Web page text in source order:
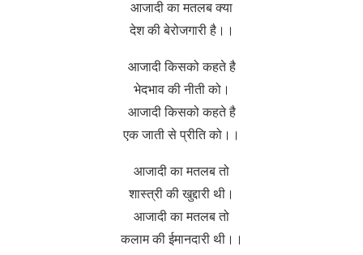
आजादी का मतलब क्या
देश की बेरोजगारी है।।
आजादी किसको कहते है
भेदभाव की नीती को।
आजादी किसको कहते है
एक जाती से प्रीति को।।
आजादी का मतलब तो
शास्त्री की खुद्दारी थी।
आजादी का मतलब तो
कलाम की ईमानदारी थी।।